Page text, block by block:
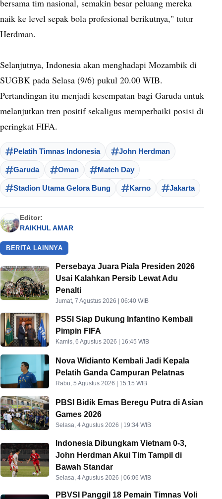
bersama tim nasional, semakin besar peluang mereka
naik ke level sepak bola profesional berikutnya," tutur
Herdman.
Selanjutnya, Indonesia akan menghadapi Mozambik di
SUGBK pada Selasa (9/6) pukul 20.00 WIB.
Pertandingan itu menjadi kesempatan bagi Garuda untuk
melanjutkan tren positif sekaligus memperbaiki posisi di
peringkat FIFA.
Pelatih Timnas Indonesia John Herdman
Garuda Oman Match Day
Stadion Utama Gelora Bung Karno Jakarta
Editor:
RAIKHUL AMAR
BERITA LAINNYA
Persebaya Juara Piala Presiden 2026
Usai Kalahkan Persib Lewat Adu
Penalti
Jumat, 7 Agustus 2026 | 06:40 WIB
PSSI Siap Dukung Infantino Kembali
Pimpin FIFA
Kamis, 6 Agustus 2026 | 16:45 WIB
Nova Widianto Kembali Jadi Kepala
Pelatih Ganda Campuran Pelatnas
Rabu, 5 Agustus 2026 | 15:15 WIB
PBSI Bidik Emas Beregu Putra di Asian
Games 2026
Selasa, 4 Agustus 2026 | 19:34 WIB
Indonesia Dibungkam Vietnam 0-3,
John Herdman Akui Tim Tampil di
Bawah Standar
Selasa, 4 Agustus 2026 | 06:06 WIB
PBVSI Panggil 18 Pemain Timnas Voli